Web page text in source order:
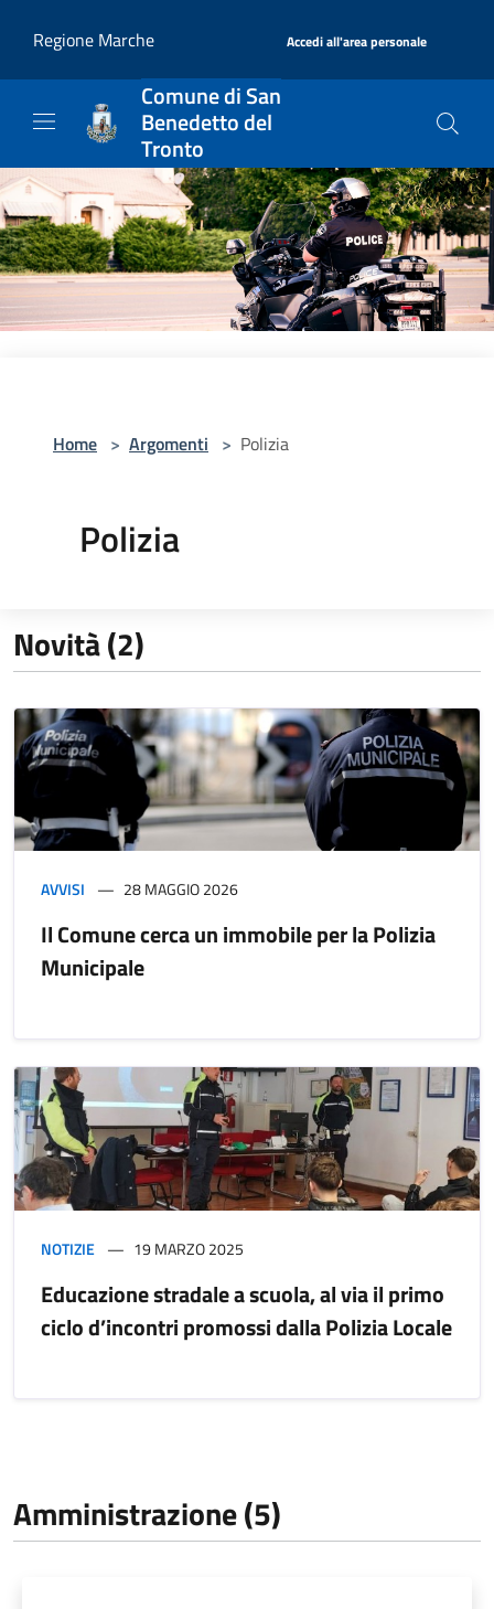
Regione Marche
Accedi all'area personale
Comune di San
Benedetto del
Tronto
Home > Argomenti > Polizia
Polizia
Novità (2)
AVVISI 28 MAGGIO 2026
Il Comune cerca un immobile per la Polizia
Municipale
NOTIZIE 19 MARZO 2025
Educazione stradale a scuola, al via il primo
ciclo d’incontri promossi dalla Polizia Locale
Amministrazione (5)